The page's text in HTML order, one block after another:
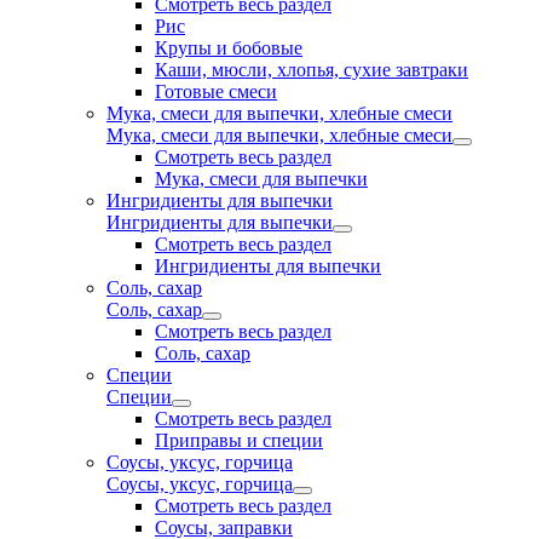
Смотреть весь раздел
Рис
Крупы и бобовые
Каши, мюсли, хлопья, сухие завтраки
Готовые смеси
Мука, смеси для выпечки, хлебные смеси
Мука, смеси для выпечки, хлебные смеси
Смотреть весь раздел
Мука, смеси для выпечки
Ингридиенты для выпечки
Ингридиенты для выпечки
Смотреть весь раздел
Ингридиенты для выпечки
Соль, сахар
Соль, сахар
Смотреть весь раздел
Соль, сахар
Специи
Специи
Смотреть весь раздел
Приправы и специи
Соусы, уксус, горчица
Соусы, уксус, горчица
Смотреть весь раздел
Соусы, заправки